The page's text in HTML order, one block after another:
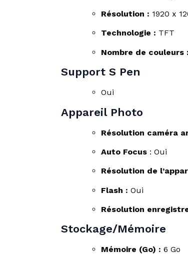
Résolution : 1920 x
Technologie : TFT
Nombre de couleurs :
Support S Pen
Oui
Appareil Photo
Résolution caméra
Auto Focus : Oui
Résolution de
Flash : Oui
Résolution
Stockage/Mémoire
Mémoire (Go) : 6 Go